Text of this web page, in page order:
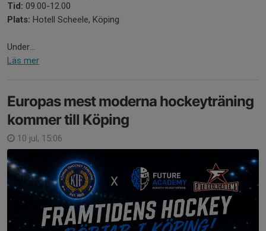
Tid: 09.00-12.00
Plats: Hotell Scheele, Köping
Under...
Läs mer
Europas mest moderna hockeyträning
kommer till Köping
10 jul, 15:06